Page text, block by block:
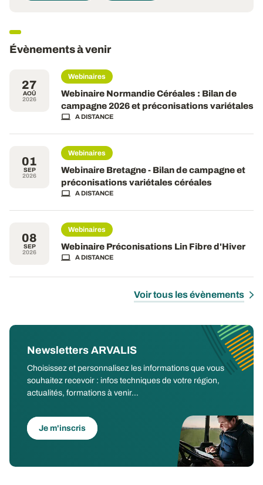
Évènements à venir
27
AOÛ
2026
Webinaires
Webinaire Normandie Céréales : Bilan de
campagne 2026 et préconisations variétales
A DISTANCE
01
SEP
2026
Webinaires
Webinaire Bretagne - Bilan de campagne et
préconisations variétales céréales
A DISTANCE
08
SEP
2026
Webinaires
Webinaire Préconisations Lin Fibre d'Hiver
A DISTANCE
Voir tous les évènements
Newsletters ARVALIS
Choisissez et personnalisez les informations que vous
souhaitez recevoir : infos techniques de votre région,
actualités, formations à venir...
Je m'inscris